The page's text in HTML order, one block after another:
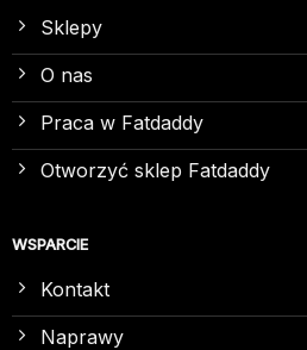
Sklepy
O nas
Praca w Fatdaddy
Otworzyć sklep Fatdaddy
WSPARCIE
Kontakt
Naprawy